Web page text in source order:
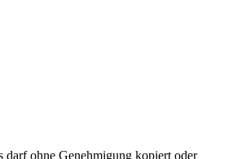
ohne Genehmigung kopiert oder